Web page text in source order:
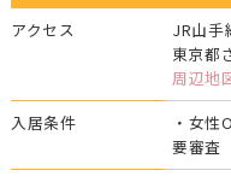
アクセス
JR山手
東京都
周辺地
入居条件
・女性
要審査